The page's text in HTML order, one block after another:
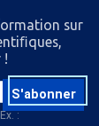
sur
!
S'abonner
: